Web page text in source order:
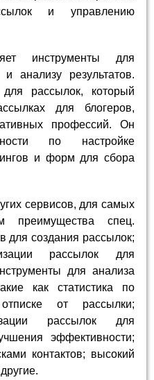
и управлению
инструменты для
анализу результатов.
рассылок, который
для блогеров,
профессий. Он
по настройке
и форм для сбора
сервисов, для самых
преимущества спец.
для создания рассылок;
рассылок для
для анализа
как статистика по
от рассылки;
рассылок для
эффективности;
контактов; высокий